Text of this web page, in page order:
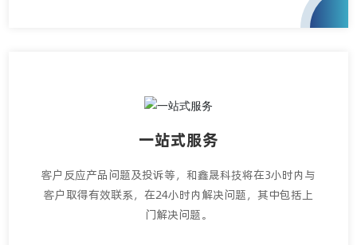
一站式服务
客户反应产品问题及投诉等，和鑫晟科技将在3小时内与
客户取得有效联系，在24小时内解决问题，其中包括上
门解决问题。